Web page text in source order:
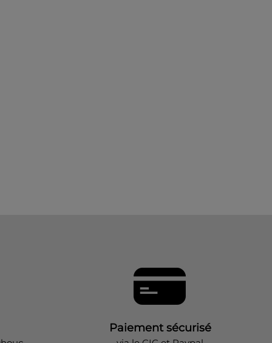
Paiement sécurisé